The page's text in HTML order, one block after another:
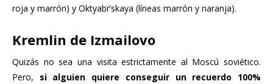
roja y marrón) y Oktyabr’skaya (líneas marrón y naranja).
Kremlin de Izmailovo
Quizás no sea una visita estrictamente al Moscú soviético.
Pero, si alguien quiere conseguir un recuerdo 100%